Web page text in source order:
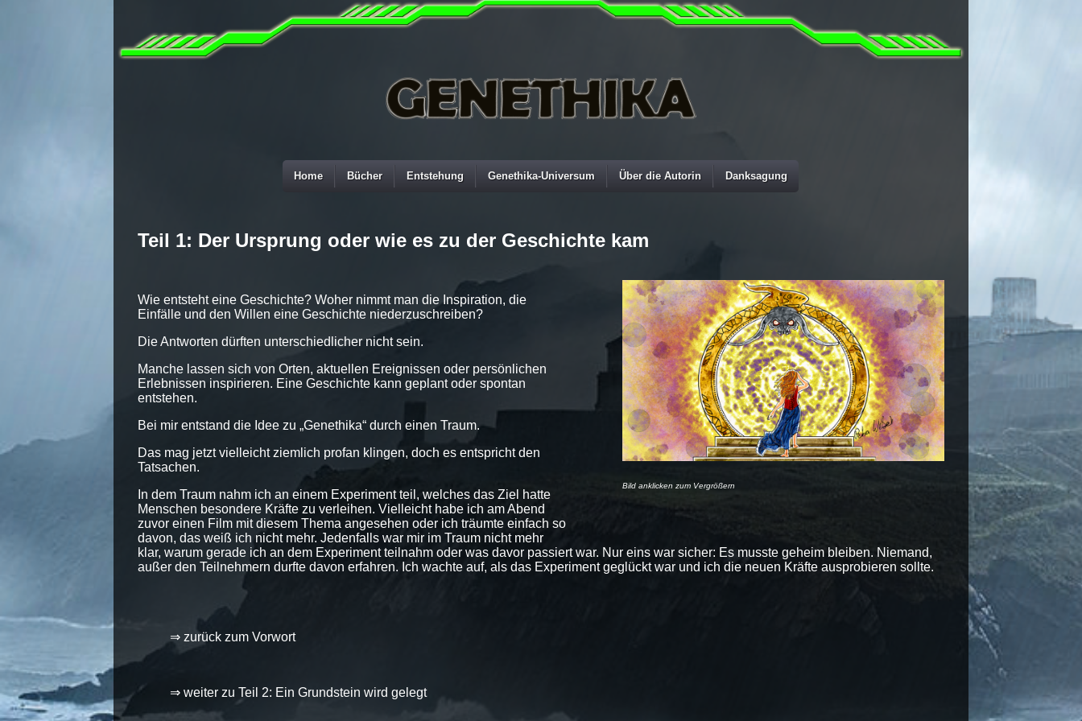
Home Bücher Entstehung Genethika-Universum Über die Autorin Danksagung
Teil 1: Der Ursprung oder wie es zu der Geschichte kam
Bild anklicken zum Vergrößern
Wie entsteht eine Geschichte? Woher nimmt man die Inspiration, die
Einfälle und den Willen eine Geschichte niederzuschreiben?
Die Antworten dürften unterschiedlicher nicht sein.
Manche lassen sich von Orten, aktuellen Ereignissen oder persönlichen
Erlebnissen inspirieren. Eine Geschichte kann geplant oder spontan
entstehen.
Bei mir entstand die Idee zu „Genethika“ durch einen Traum.
Das mag jetzt vielleicht ziemlich profan klingen, doch es entspricht den
Tatsachen.
In dem Traum nahm ich an einem Experiment teil, welches das Ziel hatte
Menschen besondere Kräfte zu verleihen. Vielleicht habe ich am Abend
zuvor einen Film mit diesem Thema angesehen oder ich träumte einfach so
davon, das weiß ich nicht mehr. Jedenfalls war mir im Traum nicht mehr
klar, warum gerade ich an dem Experiment teilnahm oder was davor passiert war. Nur eins war sicher: Es musste geheim bleiben. Niemand,
außer den Teilnehmern durfte davon erfahren. Ich wachte auf, als das Experiment geglückt war und ich die neuen Kräfte ausprobieren sollte.
⇒ zurück zum Vorwort
⇒ weiter zu Teil 2: Ein Grundstein wird gelegt